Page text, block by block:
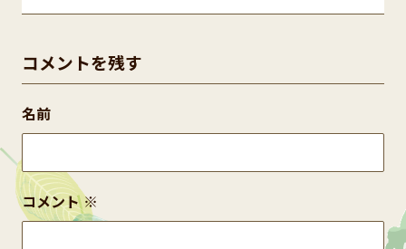
コメントを残す
コメント※
名前